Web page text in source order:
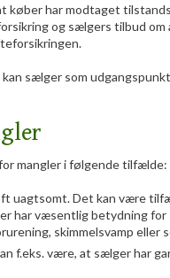
køber har modtaget
og sælgers tilbud om
sælger som
mangler i følgende tilfælde:
uagtsomt. Det kan være
har væsentlig betydning for
skimmelsvamp eller
f.eks. være, at sælger har